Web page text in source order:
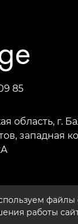
85
область, г.
западная
файлы
работы